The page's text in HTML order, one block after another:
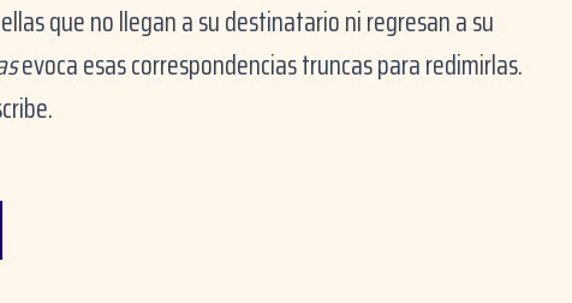
que no llegan a su destinatario ni regresan a su
evoca esas correspondencias truncas para redimirlas.